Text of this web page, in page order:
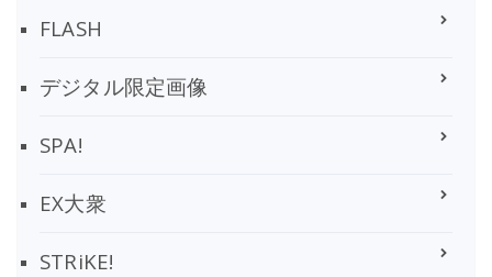
FLASH
デジタル限定画像
SPA!
EX大衆
STRiKE!